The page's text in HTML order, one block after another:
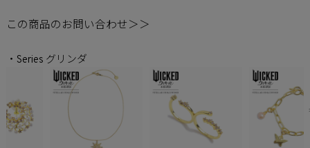
えのないかつての友と向き合わなければならない。
2026年3月6日（金）ロードショー
▼映画「ウィキッド永遠の約束」公式サイトはこちら
この商品のお問い合わせ＞＞
・Series グリンダ